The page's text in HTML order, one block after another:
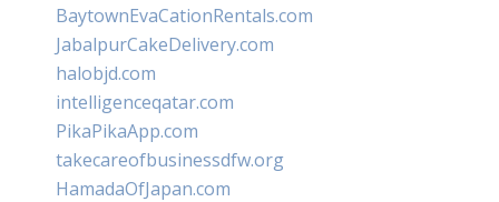
BaytownEvaCationRentals.com
JabalpurCakeDelivery.com
halobjd.com
intelligenceqatar.com
PikaPikaApp.com
takecareofbusinessdfw.org
HamadaOfJapan.com